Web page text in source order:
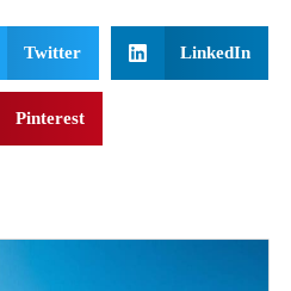
Twitter LinkedIn
Pinterest